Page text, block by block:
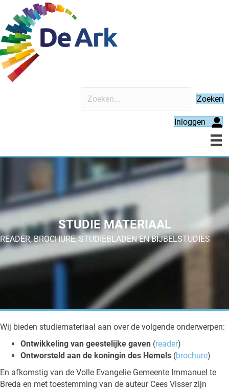
Zoeken
Inloggen
STUDIE MATERIAAL
READER, BROCHURE, STUDIEBLADEN EN BIJBELSTUDIES
Wij bieden studiemateriaal aan over de volgende onderwerpen:
Ontwikkeling van geestelijke gaven (reader)
Ontworsteld aan de koningin des Hemels (brochure)
En afkomstig van de Volle Evangelie Gemeente Immanuel te
Breda en met toestemming van de auteur Cees Visser zijn